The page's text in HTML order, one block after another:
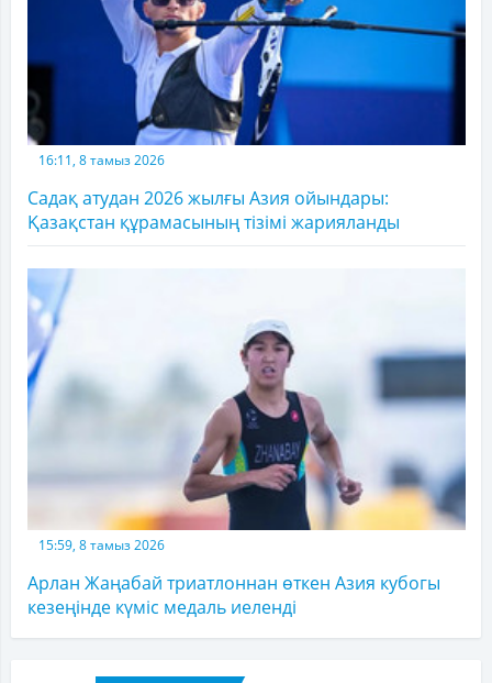
16:11, 8 тамыз 2026
Садақ атудан 2026 жылғы Азия ойындары:
Қазақстан құрамасының тізімі жарияланды
15:59, 8 тамыз 2026
Арлан Жаңабай триатлоннан өткен Азия кубогы
кезеңінде күміс медаль иеленді